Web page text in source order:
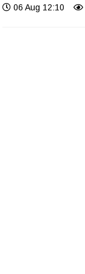
06 Aug 12:10